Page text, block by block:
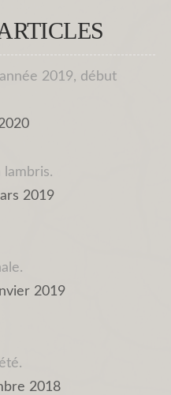
2019, début
lambris.
2019
2019
2018